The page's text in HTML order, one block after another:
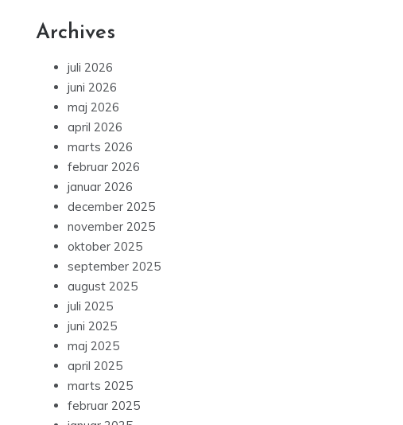
Archives
juli 2026
juni 2026
maj 2026
april 2026
marts 2026
februar 2026
januar 2026
december 2025
november 2025
oktober 2025
september 2025
august 2025
juli 2025
juni 2025
maj 2025
april 2025
marts 2025
februar 2025